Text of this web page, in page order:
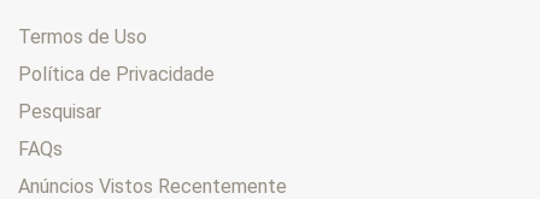
nine T 0
R12 0
Termos de Uso
Política de Privacidade
Pesquisar
FAQs
Anúncios Vistos Recentemente